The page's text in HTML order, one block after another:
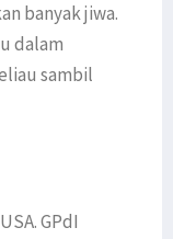
banyak jiwa.
dalam
sambil
GPdI